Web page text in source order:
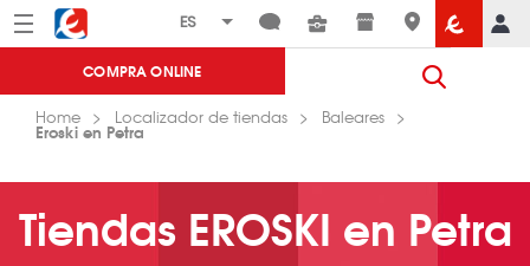
Menú Eroski
COMPRA ONLINE
Home Localizador de tiendas Baleares
Eroski en Petra
Tiendas EROSKI en Petra